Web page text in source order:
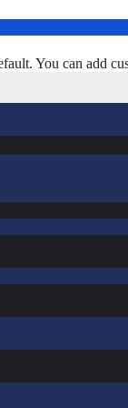
You can add